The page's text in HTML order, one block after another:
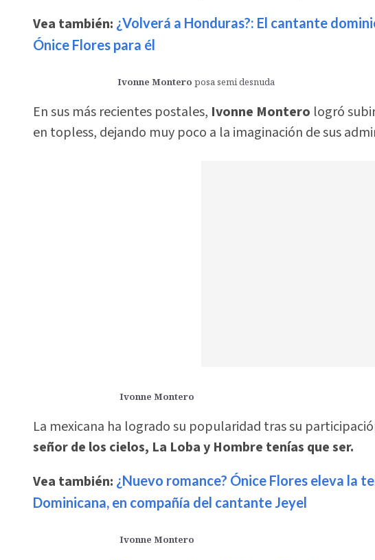
Vea también: ¿Volverá a Honduras?: El cantante
Ónice Flores para él
Ivonne Montero posa semi desnuda
En sus más recientes postales, Ivonne Montero logró
en topless, dejando muy poco a la imaginación de sus
Ivonne Montero
La mexicana ha logrado su popularidad tras su
señor de los cielos, La Loba y Hombre tenías que ser.
Vea también: ¿Nuevo romance? Ónice Flores eleva la
Dominicana, en compañía del cantante Jeyel
Ivonne Montero